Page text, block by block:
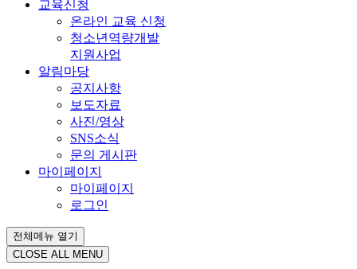
교육신청
온라인 교육 신청
청소년역량개발
지원사업
알림마당
공지사항
보도자료
사진/영상
SNS소식
문의 게시판
마이페이지
마이페이지
로그인
전체메뉴 열기
CLOSE ALL MENU